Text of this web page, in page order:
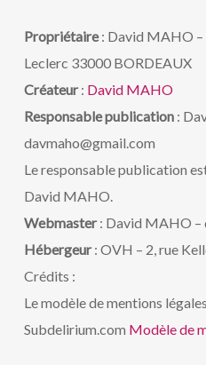
Propriétaire: David MAHO –
Leclerc 33000 BORDEAUX
Créateur: David MAHO
Responsable publication:
davmaho@gmail.com
Le responsable publication
David MAHO.
Webmaster: David MAHO –
Hébergeur: OVH – 2, rue
Crédits :
Le modèle de mentions
Subdelirium.com Modèle de